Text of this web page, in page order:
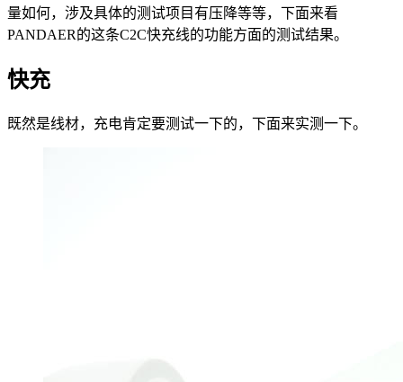
量如何，涉及具体的测试项目有压降等等，下面来看
PANDAER的这条C2C快充线的功能方面的测试结果。
快充
既然是线材，充电肯定要测试一下的，下面来实测一下。